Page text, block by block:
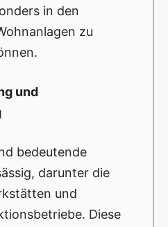
in den
zu
und
bedeutende
darunter die
und
Diese